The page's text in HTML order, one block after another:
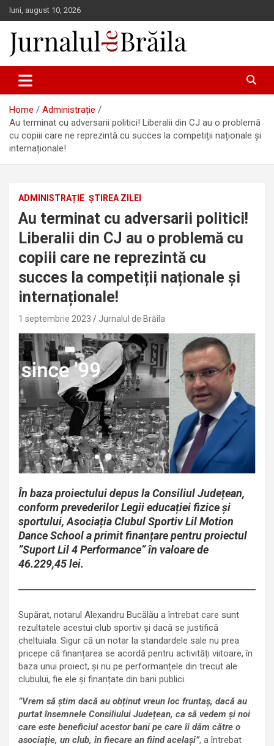
Skip
to
content
luni, august 10, 2026
Jurnalul de Brăila
Home
Administrație
Au terminat cu adversarii politici! Liberalii din CJ au o problemă
cu copiii care ne reprezintă cu succes la competiții naționale și
internaționale!
ADMINISTRAȚIE ȘTIREA ZILEI
Au terminat cu adversarii politici!
Liberalii din CJ au o problemă cu
copiii care ne reprezintă cu
succes la competiții naționale și
internaționale!
1 septembrie 2023 Jurnalul de Brăila
În baza proiectului depus la Consiliul Județean,
conform prevederilor Legii educației fizice și
sportului, Asociația Clubul Sportiv Lil Motion
Dance School a primit finanțare pentru proiectul
”Suport Lil 4 Performance” în valoare de
46.229,45 lei.
Supărat, notarul Alexandru Bucălău a întrebat care sunt
rezultatele acestui club sportiv și dacă se justifică
cheltuiala. Sigur că un notar la standardele sale nu prea
pricepe că finanțarea se acordă pentru activități viitoare, în
baza unui proiect, și nu pe performanțele din trecut ale
clubului, fie ele și finanțate din bani publici.
”Vrem să știm dacă au obținut vreun loc fruntaș, dacă au
purtat însemnele Consiliului Județean, ca să vedem și noi
care este beneficiul acestor bani pe care îi dăm către o
asociație, un club, în fiecare an fiind același”, a întrebat